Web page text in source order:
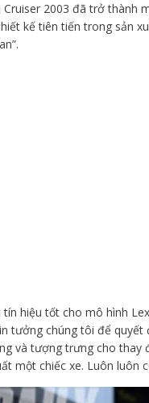
Cruiser 2003 đã trở thành
kế tiên tiến trong sản
hiệu tốt cho mô hình
tưởng chúng tôi để
và tượng trưng cho
một chiếc xe. Luôn luôn